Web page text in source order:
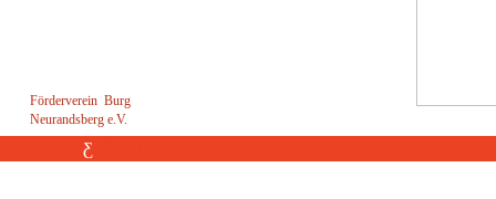
Förderverein Burg
Neurandsberg e.V.